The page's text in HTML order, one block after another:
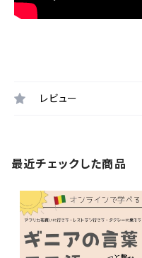
レビュー
最近チェックした商品